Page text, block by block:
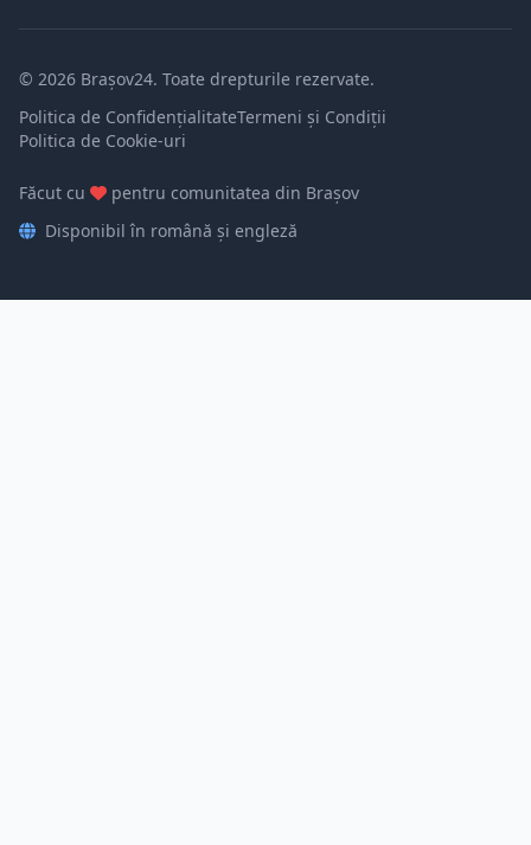
© 2026 Brașov24. Toate drepturile rezervate.
Politica de ConfidențialitateTermeni și Condiții
Politica de Cookie-uri
Făcut cu
pentru comunitatea din Brașov
Disponibil în română și engleză